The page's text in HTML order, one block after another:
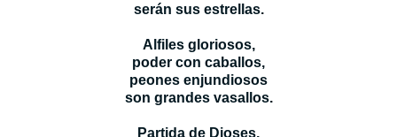
serán sus estrellas.
Alfiles gloriosos,
poder con caballos,
peones enjundiosos
son grandes vasallos.
Partida de Dioses,